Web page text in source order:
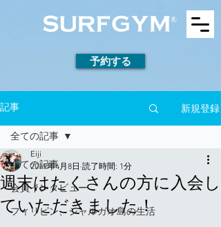
予約する
記事 新規登録
全ての記事
会員インタビュー
フィリピン、シャルガオ島の生活
全ての記事
週末はたくさんの方に入会し
ていただきました！
Eiji
2019年4月8日 読了時間: 1分